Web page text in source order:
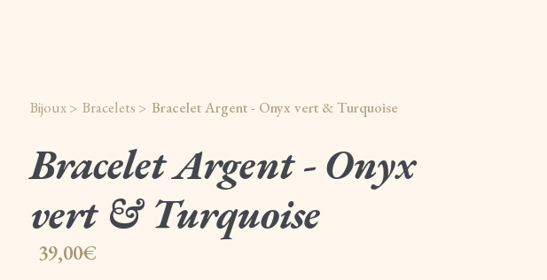
Bijoux > Bracelets > Bracelet Argent - Onyx vert & Turquoise
Bracelet Argent - Onyx
vert & Turquoise
39,00€